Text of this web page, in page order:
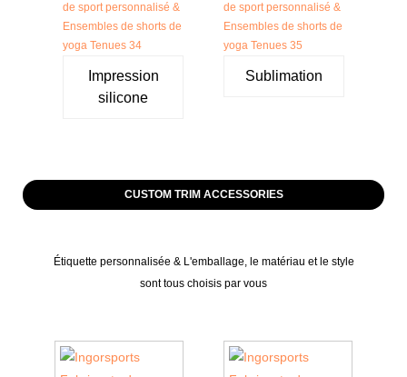
Impression
silicone
Sublimation
CUSTOM TRIM ACCESSORIES
Étiquette personnalisée & L'emballage, le matériau et le style
sont tous choisis par vous